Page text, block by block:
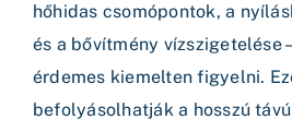
hőhidas csomópontok, a
és a bővítmény vízszigetelése
érdemes kiemelten figyelni.
befolyásolhatják a hosszú